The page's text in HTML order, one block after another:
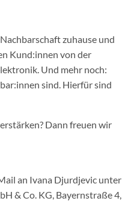
zuhause und
Kund:innen von der
Und mehr noch:
sind. Hierfür sind
Dann freuen wir
an Ivana Djurdjevic unter
& Co. KG, Bayernstraße 4,